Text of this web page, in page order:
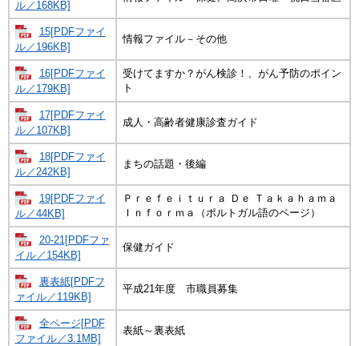
ル／168KB]
15[PDFファイ
ル／196KB]
情報ファイル－その他
16[PDFファイ
ル／179KB]
受けてますか？がん検診！、がん予防のポイン
ト
17[PDFファイ
ル／107KB]
成人・高齢者健康診査ガイド
18[PDFファイ
ル／242KB]
まちの話題・後編
19[PDFファイ
ル／44KB]
Ｐｒｅｆｅｉｔｕｒａ Ｄｅ Ｔａｋａｈａｍａ
Ｉｎｆｏｒｍａ（ポルトガル語のページ）
20-21[PDFファ
イル／154KB]
保健ガイド
裏表紙[PDFフ
ァイル／119KB]
平成21年度 市職員募集
全ページ[PDF
ファイル／3.1MB]
表紙～裏表紙